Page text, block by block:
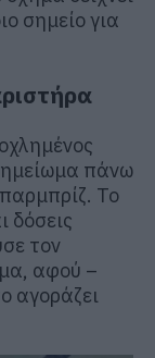
σημείο για
πάνω
Το
δόσεις
τον
αφού –
αγοράζει